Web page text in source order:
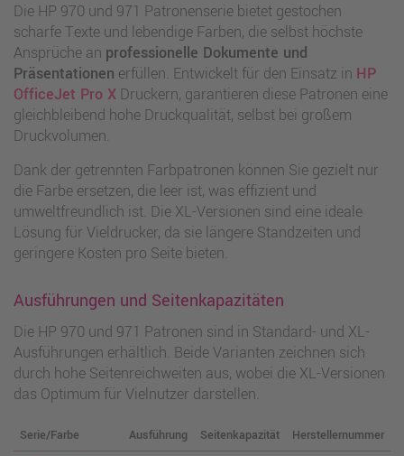
Die HP 970 und 971 Patronenserie bietet gestochen
scharfe Texte und lebendige Farben, die selbst höchste
Ansprüche an professionelle Dokumente und
Präsentationen erfüllen. Entwickelt für den Einsatz in HP
OfficeJet Pro XDruckern, garantieren diese Patronen eine
gleichbleibend hohe Druckqualität, selbst bei großem
Druckvolumen.
Dank der getrennten Farbpatronen können Sie gezielt nur
die Farbe ersetzen, die leer ist, was effizient und
umweltfreundlich ist. Die XL-Versionen sind eine ideale
Lösung für Vieldrucker, da sie längere Standzeiten und
geringere Kosten pro Seite bieten.
Ausführungen und Seitenkapazitäten
Die HP 970 und 971 Patronen sind in Standard- und XL-
Ausführungen erhältlich. Beide Varianten zeichnen sich
durch hohe Seitenreichweiten aus, wobei die XL-Versionen
das Optimum für Vielnutzer darstellen.
Serie/Farbe Ausführung Seitenkapazität
Herstellernummer